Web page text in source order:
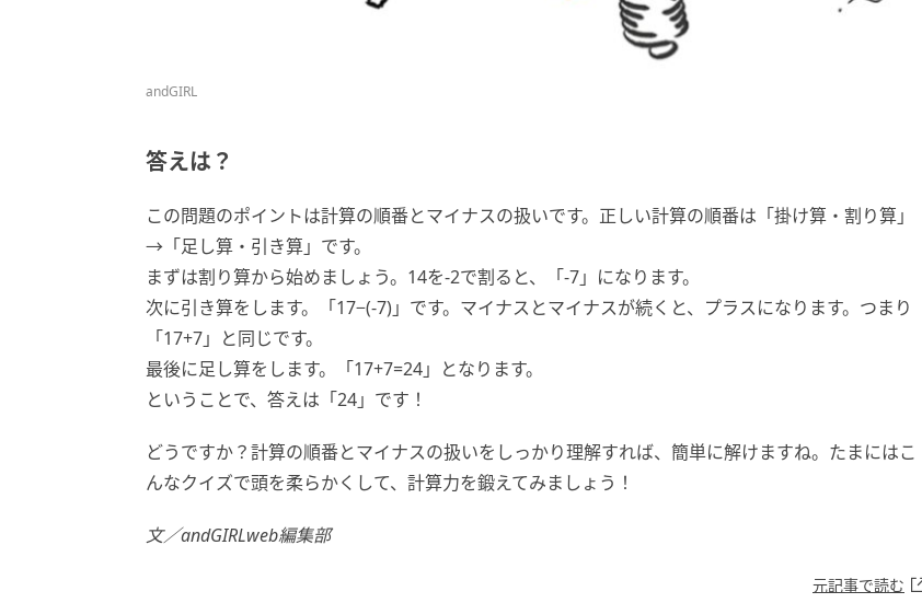
andGIRL
答えは？
この問題のポイントは計算の順番とマイナスの扱いです。正しい計算の順番は「掛け算・割り算」
→「足し算・引き算」です。
まずは割り算から始めましょう。14を-2で割ると、「-7」になります。
次に引き算をします。「17−(-7)」です。マイナスとマイナスが続くと、プラスになります。つまり
「17+7」と同じです。
最後に足し算をします。「17+7=24」となります。
ということで、答えは「24」です！
どうですか？計算の順番とマイナスの扱いをしっかり理解すれば、簡単に解けますね。たまにはこ
んなクイズで頭を柔らかくして、計算力を鍛えてみましょう！
文／andGIRLweb編集部
元記事で読む